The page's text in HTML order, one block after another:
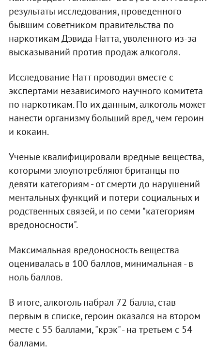
результаты исследования, проведенного
бывшим советником правительства по
наркотикам Дэвида Натта, уволенного из-за
высказываний против продаж алкоголя.
Исследование Натт проводил вместе с
экспертами независимого научного комитета
по наркотикам. По их данным, алкоголь может
нанести организму больший вред, чем героин
и кокаин.
Ученые квалифицировали вредные вещества,
которыми злоупотребляют британцы по
девяти категориям - от смерти до нарушений
ментальных функций и потери социальных и
родственных связей, и по семи "категориям
вредоносности".
Максимальная вредоносность вещества
оценивалась в 100 баллов, минимальная - в
ноль баллов.
В итоге, алкоголь набрал 72 балла, став
первым в списке, героин оказался на втором
месте с 55 баллами, "крэк" - на третьем с 54
баллами.